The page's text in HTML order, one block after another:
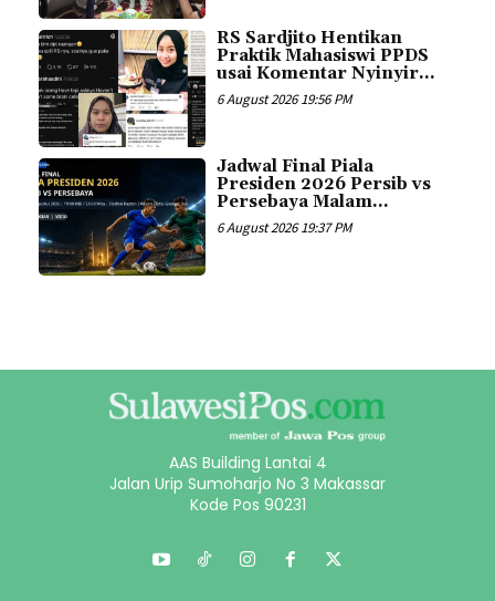
RS Sardjito Hentikan
Praktik Mahasiswi PPDS
usai Komentar Nyinyir...
6 August 2026 19:56 PM
Jadwal Final Piala
Presiden 2026 Persib vs
Persebaya Malam...
6 August 2026 19:37 PM
AAS Building Lantai 4
Jalan Urip Sumoharjo No 3 Makassar
Kode Pos 90231